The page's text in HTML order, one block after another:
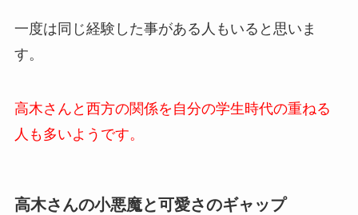
一度は同じ経験した事がある人もいると思いま
す。
高木さんと西方の関係を自分の学生時代の重ねる
人も多いようです。
高木さんの小悪魔と可愛さのギャップ